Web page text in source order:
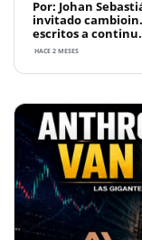
Por: Johan
invitado
escritos a
HACE 2 MESES